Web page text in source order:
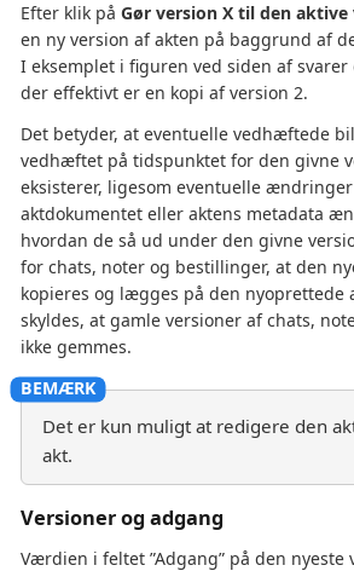
Efter klik på Gør version X til den aktive
en ny version af akten på baggrund af
I eksemplet i figuren ved siden af
der effektivt er en kopi af version 2.
Det betyder, at eventuelle vedhæftede
vedhæftet på tidspunktet for den givne
eksisterer, ligesom eventuelle
aktdokumentet eller aktens metadata
hvordan de så ud under den givne
for chats, noter og bestillinger, at den
kopieres og lægges på den nyoprettede
skyldes, at gamle versioner af chats,
ikke gemmes.
Det er kun muligt at redigere den
akt.
Versioner og adgang
Værdien i feltet ”Adgang” på den nyeste